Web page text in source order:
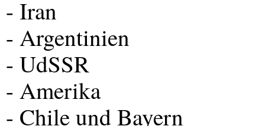
- Iran
- Argentinien
- UdSSR
- Amerika
- Chile und Bayern